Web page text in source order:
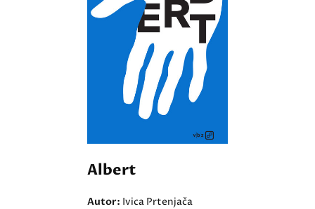
Albert
Autor: Ivica Prtenjača